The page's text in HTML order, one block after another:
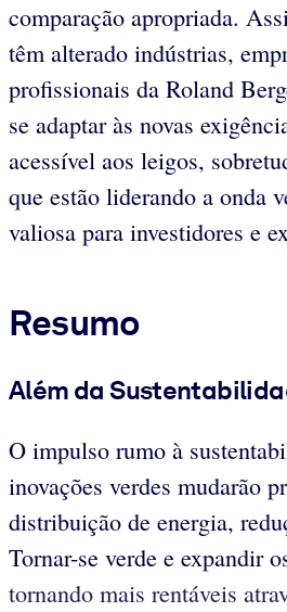
comparação apropriada.
têm alterado indústrias,
profissionais da Roland
se adaptar às novas
acessível aos leigos,
que estão liderando a onda
valiosa para investidores e
Resumo
Além da
O impulso rumo à
inovações verdes mudarão
distribuição de energia,
Tornar-se verde e expandir
tornando mais rentáveis